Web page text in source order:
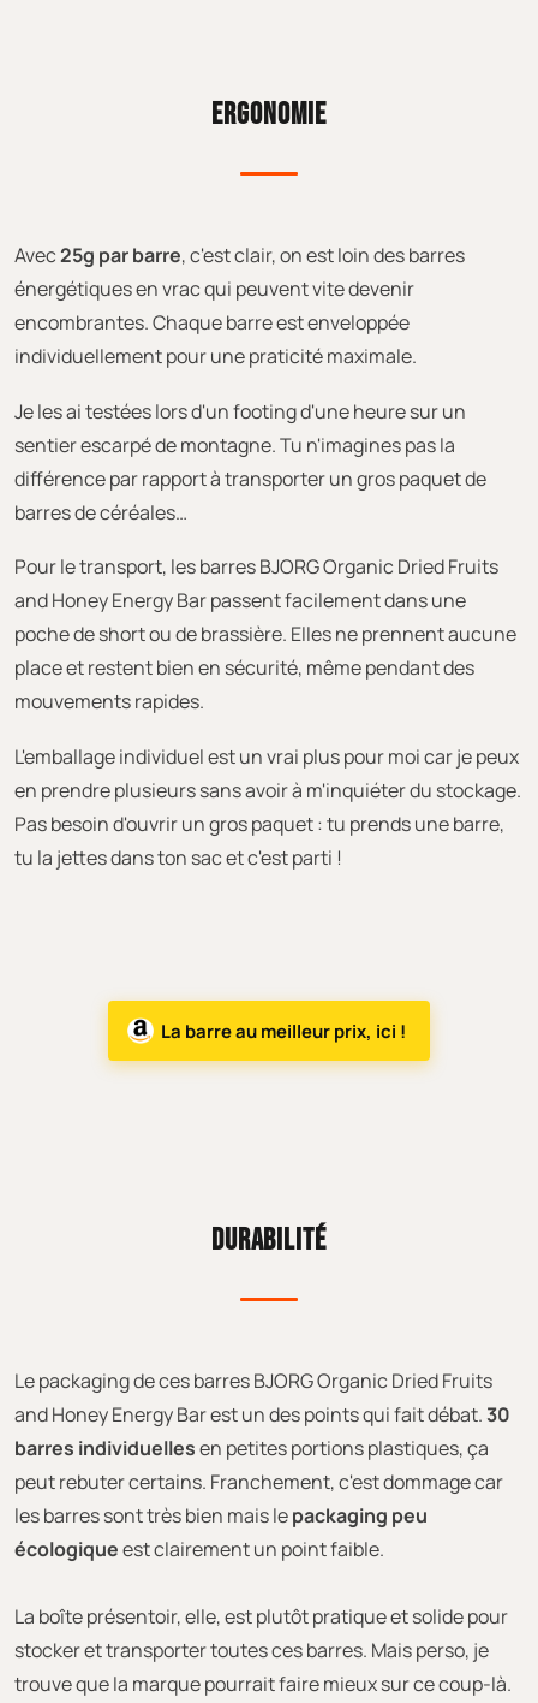
ERGONOMIE
Avec25g par barre, c'est clair, on est loin des barres
énergétiques en vrac qui peuvent vite devenir
encombrantes. Chaque barre est enveloppée
individuellement pour une praticité maximale.
Je les ai testées lors d'un footing d'une heure sur un
sentier escarpé de montagne. Tu n'imagines pas la
différence par rapport à transporter un gros paquet de
barres de céréales…
Pour le transport, les barres BJORG Organic Dried Fruits
and Honey Energy Bar passent facilement dans une
poche de short ou de brassière. Elles ne prennent aucune
place et restent bien en sécurité, même pendant des
mouvements rapides.
L'emballage individuel est un vrai plus pour moi car je peux
en prendre plusieurs sans avoir à m'inquiéter du stockage.
Pas besoin d'ouvrir un gros paquet : tu prends une barre,
tu la jettes dans ton sac et c'est parti !
La barre au meilleur prix, ici !
DURABILITÉ
Le packaging de ces barres BJORG Organic Dried Fruits
and Honey Energy Bar est un des points qui fait débat.30
barres individuellesen petites portions plastiques, ça
peut rebuter certains. Franchement, c'est dommage car
les barres sont très bien mais lepackaging peu
écologiqueest clairement un point faible.
La boîte présentoir, elle, est plutôt pratique et solide pour
stocker et transporter toutes ces barres. Mais perso, je
trouve que la marque pourrait faire mieux sur ce coup-là.